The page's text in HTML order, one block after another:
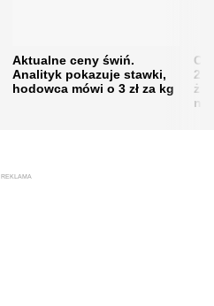
Aktualne ceny świń.
Analityk pokazuje stawki,
hodowca mówi o 3 zł za kg
REKLAMA